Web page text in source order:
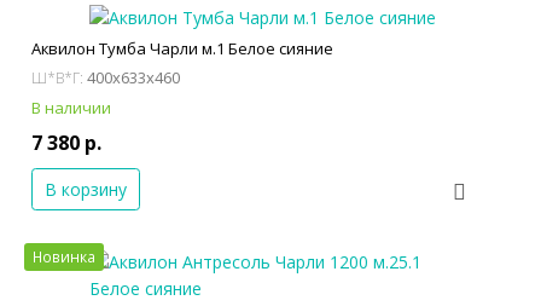
Аквилон Тумба Чарли м.1 Белое сияние
Ш*В*Г: 400x633x460
В наличии
7 380 р.
В корзину
Новинка